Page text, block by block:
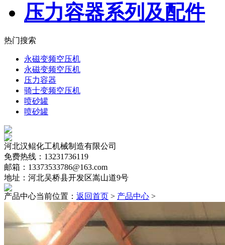
压力容器系列及配件
热门搜索
永磁变频空压机
永磁变频空压机
压力容器
骑士变频空压机
喷砂罐
喷砂罐
河北汉鲲化工机械制造有限公司
免费热线：13231736119
邮箱：13373533786@163.com
地址：河北吴桥县开发区嵩山道9号
产品中心当前位置： 返回首页 > 产品中心 >